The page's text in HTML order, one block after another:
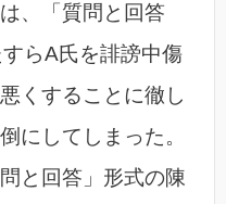
、「質問と回答
らA氏を誹謗中傷
くすることに徹し
にしてしまった。
と回答」形式の陳